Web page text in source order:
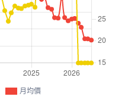
月均價